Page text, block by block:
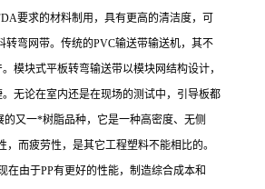
要求的材料制用，具有更高的清洁度，可
弯网带。传统的PVC输送带输送机，其不
模块式平板转弯输送带以模块网结构设计，
无论在室内还是在现场的测试中，引导板都
又一*树脂品种，它是一种高密度、无侧
而疲劳性，是其它工程塑料不能相比的。
在由于PP有更好的性能，制造综合成本和